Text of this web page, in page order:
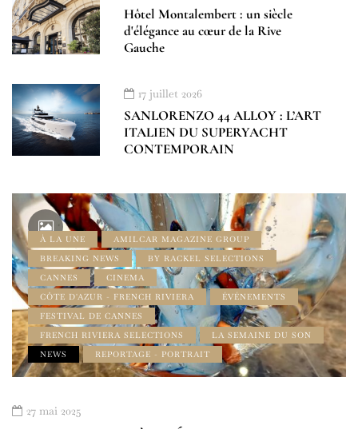
Hôtel Montalembert : un siècle
d'élégance au cœur de la Rive
Gauche
17 juillet 2026
SANLORENZO 44 ALLOY : L’ART
ITALIEN DU SUPERYACHT
CONTEMPORAIN
À LA UNE
AMILCAR MAGAZINE GROUP
BREAKING NEWS
BY RACKEL SELECTIONS
CANNES
CINEMA
CÔTE D'AZUR - FRENCH RIVIERA
ÉVÉNEMENTS
FESTIVAL DE CANNES
FRENCH RIVIERA SELECTIONS
LA SEMAINE DU SON
NEWS
REPORTAGE - PORTRAIT
27 mai 2025